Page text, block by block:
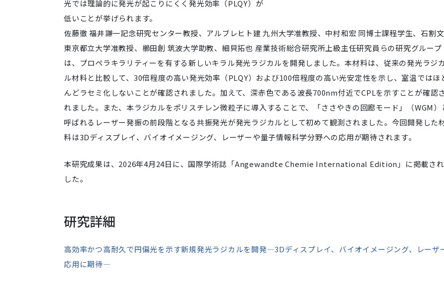
光では理論的に発光が起こりにくく発光効率（PLQY）が
低いことが挙げられます。
佐藤徹 福井謙一記念研究センター教授、アルブレヒト建 九州大学准教授、中村和宏 同博士課程学生、石割
東京都立大学准教授、櫛田創 筑波大学助教、細貝拓也 産業技術総合研究所上級主任研究員らの研究グループ
は、プロペラキラリティーを有する新しいキラル発光ラジカルを開発しました。本材料は、従来の発光ラジ
ル材料と比較して、30倍程度の高い発光効率（PLQY）および100倍程度の高い光安定性を示し、室温ではほ
んどラセミ化しないことが確認されました。加えて、深赤色である波長700nm付近でCPLを示すことが確認
れました。また、本ラジカルをポリスチレン微粒子に導入することで、「ささやきの回廊モード」（WGM）
呼ばれるレーザー発振の前段階となる共振発光が発光ラジカルとして初めて観測されました。今回開発した
料は3Dディスプレイ、バイオイメージング、レーザーや量子情報科学分野への応用が期待されます。
本研究成果は、2026年4月24日に、国際学術誌「Angewandte Chemie International Edition」に掲載さ
した。
研究詳細
高効率かつ高耐久で円偏光を示す新規発光ラジカルを開発―3Dディスプレイ、バイオイメージング、レーザ
応用に期待―